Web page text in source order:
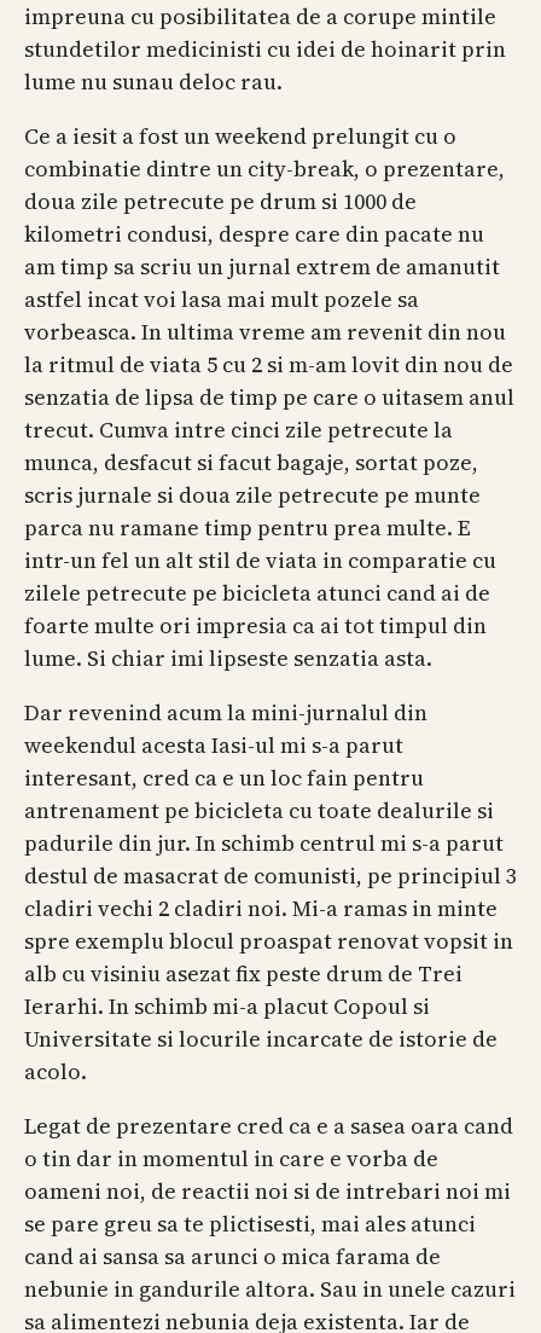
impreuna cu posibilitatea de a corupe mintile
stundetilor medicinisti cu idei de hoinarit prin
lume nu sunau deloc rau.
Ce a iesit a fost un weekend prelungit cu o
combinatie dintre un city-break, o prezentare,
doua zile petrecute pe drum si 1000 de
kilometri condusi, despre care din pacate nu
am timp sa scriu un jurnal extrem de amanutit
astfel incat voi lasa mai mult pozele sa
vorbeasca. In ultima vreme am revenit din nou
la ritmul de viata 5 cu 2 si m-am lovit din nou de
senzatia de lipsa de timp pe care o uitasem anul
trecut. Cumva intre cinci zile petrecute la
munca, desfacut si facut bagaje, sortat poze,
scris jurnale si doua zile petrecute pe munte
parca nu ramane timp pentru prea multe. E
intr-un fel un alt stil de viata in comparatie cu
zilele petrecute pe bicicleta atunci cand ai de
foarte multe ori impresia ca ai tot timpul din
lume. Si chiar imi lipseste senzatia asta.
Dar revenind acum la mini-jurnalul din
weekendul acesta Iasi-ul mi s-a parut
interesant, cred ca e un loc fain pentru
antrenament pe bicicleta cu toate dealurile si
padurile din jur. In schimb centrul mi s-a parut
destul de masacrat de comunisti, pe principiul 3
cladiri vechi 2 cladiri noi. Mi-a ramas in minte
spre exemplu blocul proaspat renovat vopsit in
alb cu visiniu asezat fix peste drum de Trei
Ierarhi. In schimb mi-a placut Copoul si
Universitate si locurile incarcate de istorie de
acolo.
Legat de prezentare cred ca e a sasea oara cand
o tin dar in momentul in care e vorba de
oameni noi, de reactii noi si de intrebari noi mi
se pare greu sa te plictisesti, mai ales atunci
cand ai sansa sa arunci o mica farama de
nebunie in gandurile altora. Sau in unele cazuri
sa alimentezi nebunia deja existenta. Iar de